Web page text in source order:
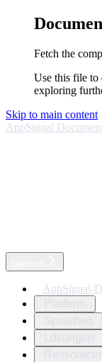
Fetch the
Use this file to
exploring
Skip to main content
AppSignal
AppSignal-